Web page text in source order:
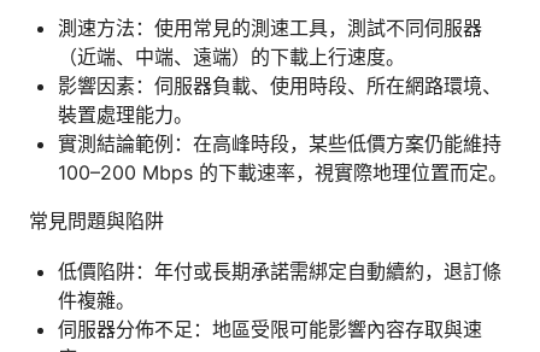
測速方法：使用常見的測速工具，測試不同伺服器
（近端、中端、遠端）的下載上行速度。
影響因素：伺服器負載、使用時段、所在網路環境、
裝置處理能力。
實測結論範例：在高峰時段，某些低價方案仍能維持
100–200 Mbps 的下載速率，視實際地理位置而定。
常見問題與陷阱
低價陷阱：年付或長期承諾需綁定自動續約，退訂條
件複雜。
伺服器分佈不足：地區受限可能影響內容存取與速